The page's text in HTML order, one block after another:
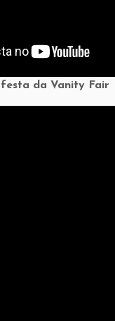
da Vanity Fair